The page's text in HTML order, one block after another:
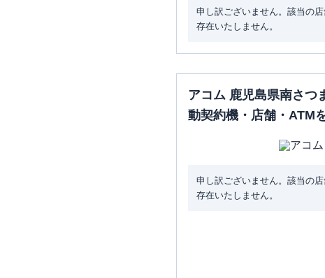
申し訳ございません。該当の店
存在いたしません。
アコム 鹿児島県南さつ
動契約機・店舗・ATM
申し訳ございません。該当の店
存在いたしません。